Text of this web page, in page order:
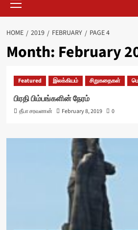
Menu
HOME 2019 FEBRUARY PAGE 4
Month: February
Featured இலக்கியம் சிறுகதைகள்
பிரதி பிம்பங்களின் நேரம்
தீபா சரவணன் February 8, 2019 0